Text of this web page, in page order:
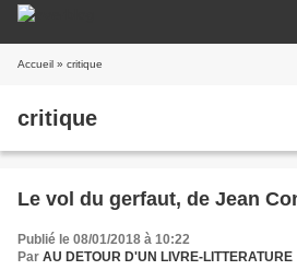
Accueil » critique
critique
Le vol du gerfaut, de Jean
Publié le 08/01/2018 à 10:22
Par AU DETOUR D'UN LIVRE-LITTERATURE